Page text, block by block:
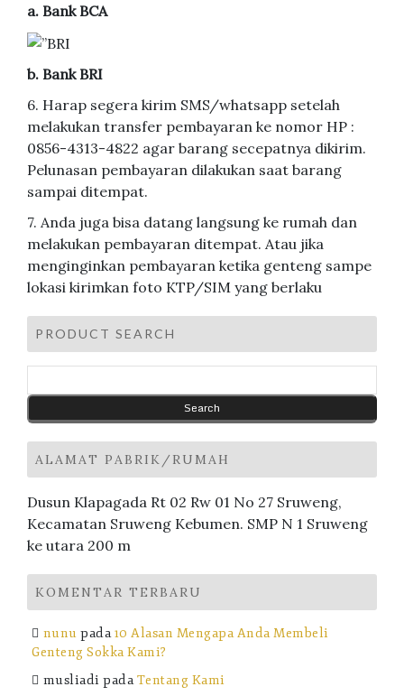
a. Bank BCA
b. Bank BRI
6. Harap segera kirim SMS/whatsapp setelah
melakukan transfer pembayaran ke nomor HP :
0856-4313-4822 agar barang secepatnya dikirim.
Pelunasan pembayaran dilakukan saat barang
sampai ditempat.
7. Anda juga bisa datang langsung ke rumah dan
melakukan pembayaran ditempat. Atau jika
menginginkan pembayaran ketika genteng sampe
lokasi kirimkan foto KTP/SIM yang berlaku
PRODUCT SEARCH
ALAMAT PABRIK/RUMAH
Dusun Klapagada Rt 02 Rw 01 No 27 Sruweng,
Kecamatan Sruweng Kebumen. SMP N 1 Sruweng
ke utara 200 m
KOMENTAR TERBARU
nunu pada10 Alasan Mengapa Anda Membeli
Genteng Sokka Kami?
musliadi padaTentang Kami